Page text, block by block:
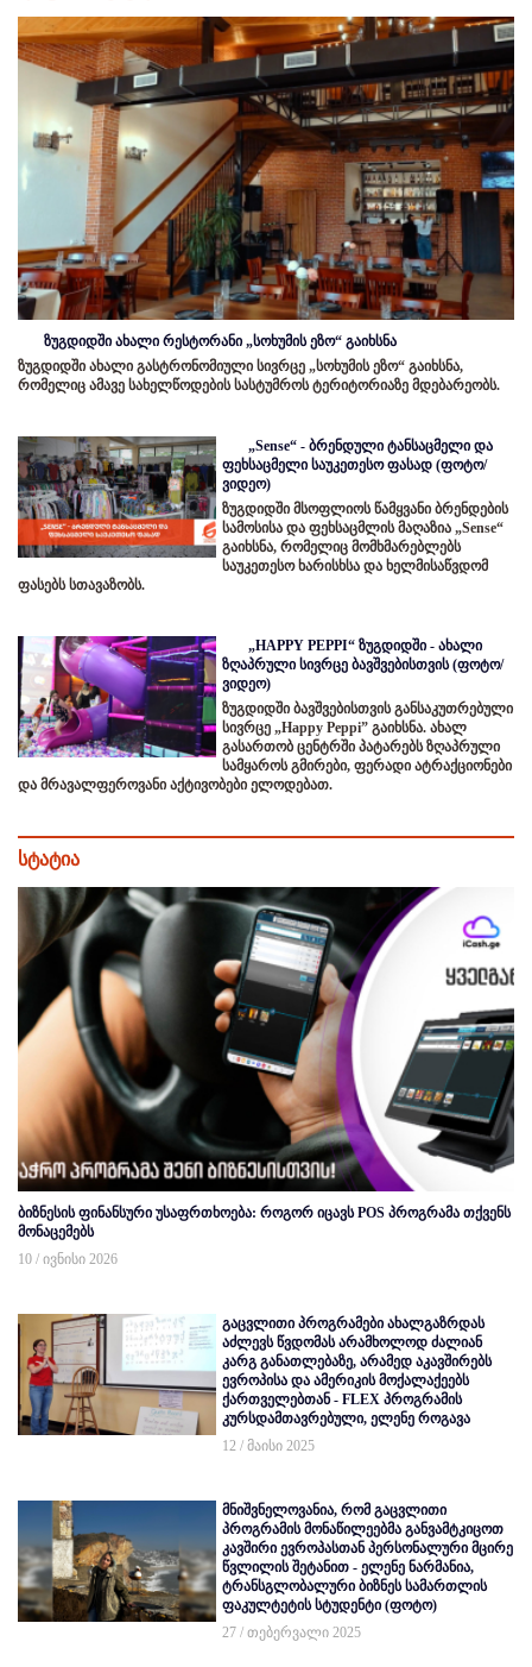
ზუგდიდში ახალი რესტორანი „სოხუმის ეზო“ გაიხსნა
ზუგდიდში ახალი გასტრონომიული სივრცე „სოხუმის ეზო“ გაიხსნა,
რომელიც ამავე სახელწოდების სასტუმროს ტერიტორიაზე მდებარეობს.
„Sense“ - ბრენდული ტანსაცმელი და
ფეხსაცმელი საუკეთესო ფასად (ფოტო/
ვიდეო)
ზუგდიდში მსოფლიოს წამყვანი ბრენდების
სამოსისა და ფეხსაცმლის მაღაზია „Sense“
გაიხსნა, რომელიც მომხმარებლებს
საუკეთესო ხარისხსა და ხელმისაწვდომ
ფასებს სთავაზობს.
„HAPPY PEPPI“ ზუგდიდში - ახალი
ზღაპრული სივრცე ბავშვებისთვის (ფოტო/
ვიდეო)
ზუგდიდში ბავშვებისთვის განსაკუთრებული
სივრცე „Happy Peppi” გაიხსნა. ახალ
გასართობ ცენტრში პატარებს ზღაპრული
სამყაროს გმირები, ფერადი ატრაქციონები
და მრავალფეროვანი აქტივობები ელოდებათ.
სტატია
ბიზნესის ფინანსური უსაფრთხოება: როგორ იცავს POS პროგრამა თქვენს
მონაცემებს
10 / ივნისი 2026
გაცვლითი პროგრამები ახალგაზრდას
აძლევს წვდომას არამხოლოდ ძალიან
კარგ განათლებაზე, არამედ აკავშირებს
ევროპისა და ამერიკის მოქალაქეებს
ქართველებთან - FLEX პროგრამის
კურსდამთავრებული, ელენე როგავა
12 / მაისი 2025
მნიშვნელოვანია, რომ გაცვლითი
პროგრამის მონაწილეებმა განვამტკიცოთ
კავშირი ევროპასთან პერსონალური მცირე
წვლილის შეტანით - ელენე ნარმანია,
ტრანსგლობალური ბიზნეს სამართლის
ფაკულტეტის სტუდენტი (ფოტო)
27 / თებერვალი 2025